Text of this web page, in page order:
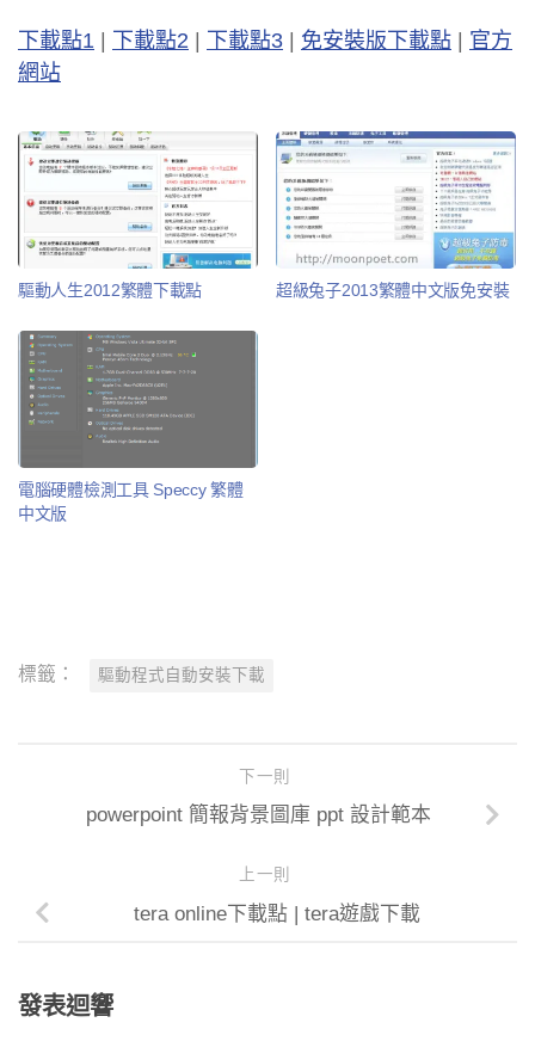
下載點1 | 下載點2 | 下載點3 | 免安裝版下載點 | 官方
網站
驅動人生2012繁體下載點 超級兔子2013繁體中文版免安裝
電腦硬體檢測工具 Speccy 繁體
中文版
標籤： 驅動程式自動安裝下載
下一則
powerpoint 簡報背景圖庫 ppt 設計範本
上一則
tera online下載點 | tera遊戲下載
發表迴響